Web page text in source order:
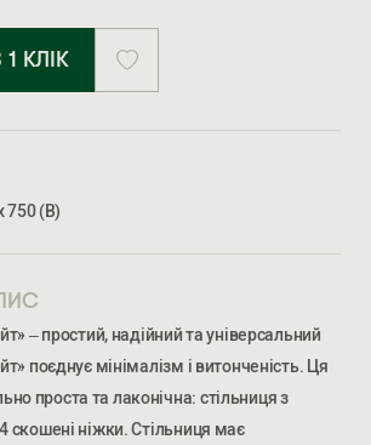
КЛІК
750 (В)
– простий, надійний та універсальний
поєднує мінімалізм і витонченість. Ця
проста та лаконічна: стільниця з
скошені ніжки. Стільниця має